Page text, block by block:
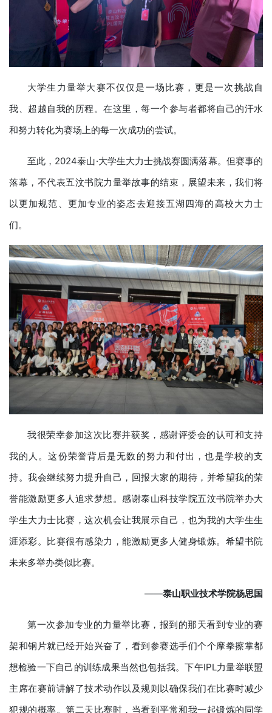
大学生力量举大赛不仅仅是一场比赛，更是一次挑战自
我、超越自我的历程。在这里，每一个参与者都将自己的汗水
和努力转化为赛场上的每一次成功的尝试。
至此，2024泰山·大学生大力士挑战赛圆满落幕。但赛事的
落幕，不代表五汶书院力量举故事的结束，展望未来，我们将
以更加规范、更加专业的姿态去迎接五湖四海的高校大力士
们。
我很荣幸参加这次比赛并获奖，感谢评委会的认可和支持
我的人。这份荣誉背后是无数的努力和付出，也是学校的支
持。我会继续努力提升自己，回报大家的期待，并希望我的荣
誉能激励更多人追求梦想。感谢泰山科技学院五汶书院举办大
学生大力士比赛，这次机会让我展示自己，也为我的大学生生
涯添彩。比赛很有感染力，能激励更多人健身锻炼。希望书院
未来多举办类似比赛。
——泰山职业技术学院杨思国
第一次参加专业的力量举比赛，报到的那天看到专业的赛
架和钢片就已经开始兴奋了，看到参赛选手们个个摩拳擦掌都
想检验一下自己的训练成果当然也包括我。下午IPL力量举联盟
主席在赛前讲解了技术动作以及规则以确保我们在比赛时减少
犯规的概率。第二天比赛时，当看到平常和我一起锻炼的同学